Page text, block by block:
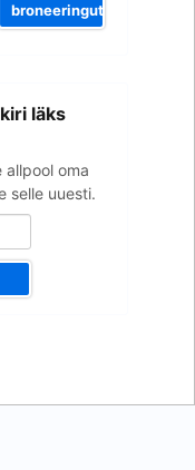
broneeringut
läks
oma
selle uuesti.